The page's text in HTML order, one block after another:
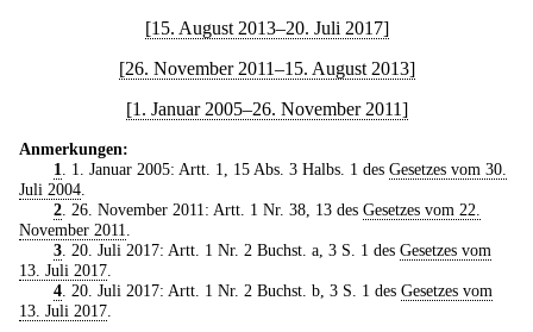
[15. August 2013–20. Juli 2017]
[26. November 2011–15. August 2013]
[1. Januar 2005–26. November 2011]
Anmerkungen:
1. 1. Januar 2005: Artt. 1, 15 Abs. 3 Halbs. 1 des Gesetzes vom 30.
Juli 2004.
2. 26. November 2011: Artt. 1 Nr. 38, 13 des Gesetzes vom 22.
November 2011.
3. 20. Juli 2017: Artt. 1 Nr. 2 Buchst. a, 3 S. 1 des Gesetzes vom
13. Juli 2017.
4. 20. Juli 2017: Artt. 1 Nr. 2 Buchst. b, 3 S. 1 des Gesetzes vom
13. Juli 2017.